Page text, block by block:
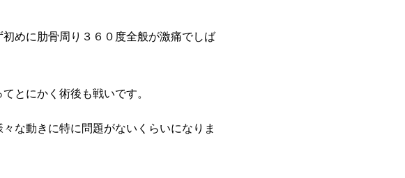
めに肋骨周り３６０度全般が激痛でしば
とにかく術後も戦いです。
な動きに特に問題がないくらいになりま